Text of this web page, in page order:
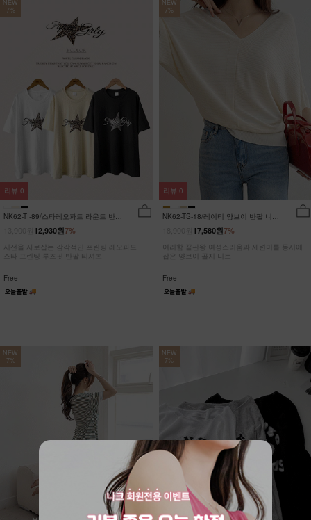
NEW
7%
NK62-TI-89/스타레오파드 라운드 반팔
7%
12,930원
시선을 사로잡는 감각적인 프린팅 레오파드
스타 프린팅 루즈핏 반팔 티셔츠
Free
리뷰 0
NEW
7%
NK62-TS-18/레이티 양브이 반팔 니트
7%
17,580원
여리함 끝판왕 여성스러움과 세련미를 동시에
잡은 양브이 골지 니트
Free
리뷰 0
NEW
7%
NEW
7%